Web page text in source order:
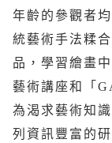
年齡的參觀者
統藝術手法糅
品，學習繪畫
藝術講座和「
為渴求藝術知
列資訊豐富的